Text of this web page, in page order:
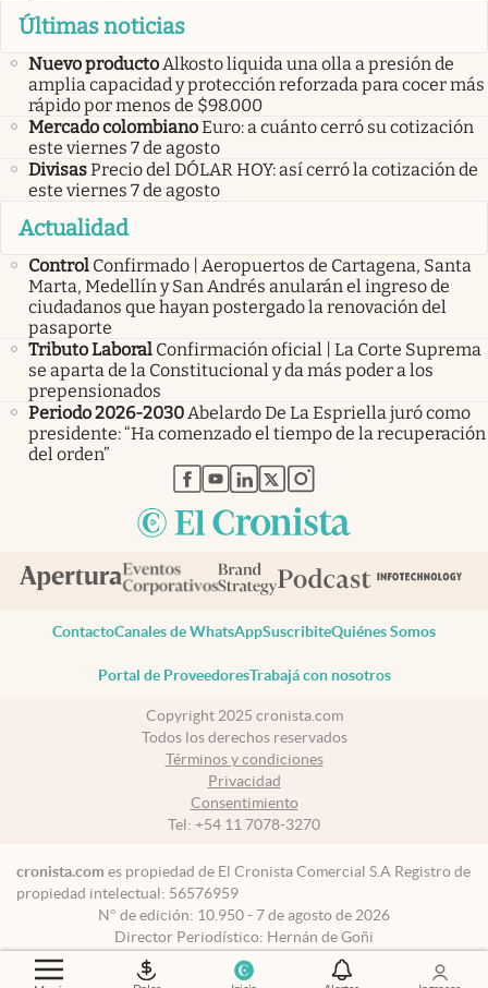
Últimas noticias
Nuevo productoAlkosto liquida una olla a presión de
amplia capacidad y protección reforzada para cocer más
rápido por menos de $98.000
Mercado colombianoEuro: a cuánto cerró su cotización
este viernes 7 de agosto
DivisasPrecio del DÓLAR HOY: así cerró la cotización de
este viernes 7 de agosto
Actualidad
Control Confirmado | Aeropuertos de Cartagena, Santa
Marta, Medellín y San Andrés anularán el ingreso de
ciudadanos que hayan postergado la renovación del
pasaporte
Tributo Laboral Confirmación oficial | La Corte Suprema
se aparta de la Constitucional y da más poder a los
prepensionados
Periodo 2026-2030Abelardo De La Espriella juró como
presidente: “Ha comenzado el tiempo de la recuperación
del orden”
abre en nueva pestaña
abre en nueva pestaña
abre en nueva pestaña
abre en nueva pestaña
abre en nueva pestaña
ContactoCanales de WhatsAppSuscribiteQuiénes Somos
Portal de ProveedoresTrabajá con nosotros
Copyright 2025 cronista.com
Todos los derechos reservados
Términos y condiciones
Privacidad
Consentimiento
Tel: +54 11 7078-3270
cronista.com es propiedad de El Cronista Comercial S.A Registro de
propiedad intelectual: 56576959
N° de edición: 10.950 - 7 de agosto de 2026
Director Periodístico: Hernán de Goñi